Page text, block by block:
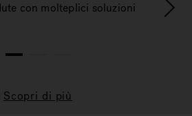
con molteplici soluzioni
1
Scopri di più